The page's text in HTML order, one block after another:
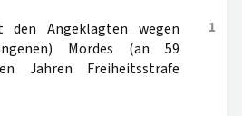
1
den Angeklagten wegen
Mordes (an 59
Jahren Freiheitsstrafe